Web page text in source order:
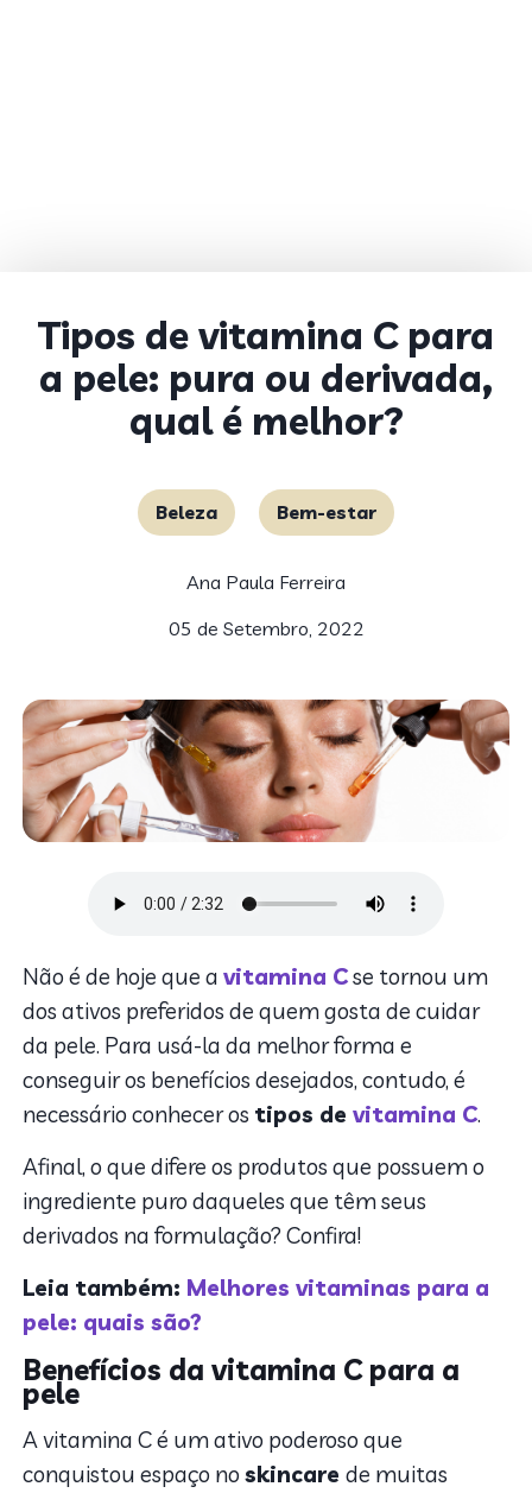
Tipos de vitamina C para
a pele: pura ou derivada,
qual é melhor?
Beleza Bem-estar
Ana Paula Ferreira
05 de Setembro, 2022
Não é de hoje que avitamina Cse tornou um
dos ativos preferidos de quem gosta de cuidar
da pele. Para usá-la da melhor forma e
conseguir os benefícios desejados, contudo, é
necessário conhecer os tipos devitamina C.
Afinal, o que difere os produtos que possuem o
ingrediente puro daqueles que têm seus
derivados na formulação? Confira!
Leia também: Melhores vitaminas para a
pele: quais são?
Benefícios da vitamina C para a
pele
A vitamina C é um ativo poderoso que
conquistou espaço noskincarede muitas